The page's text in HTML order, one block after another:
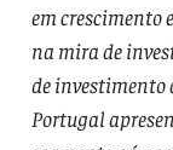
em crescimento
na mira de
de investimento
Portugal